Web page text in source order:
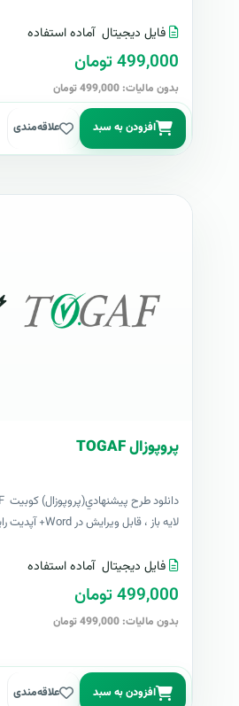
فایل دیجیتال آماده استفاده
499,000 تومان
بدون مالیات: 499,000 تومان
افزودن به سبد علاقه‌مندی
پروپوزال TOGAF
لایه باز ، قابل ویرایش در Word+ آپدیت رایگانبر..
فایل دیجیتال آماده استفاده
499,000 تومان
بدون مالیات: 499,000 تومان
افزودن به سبد علاقه‌مندی